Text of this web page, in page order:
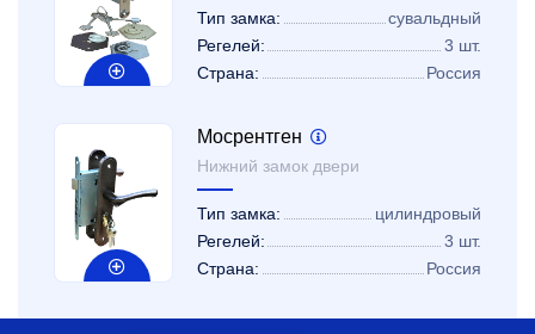
Тип замка:
сувальдный
Регелей:
3 шт.
Страна:
Россия
Мосрентген
Нижний замок двери
Тип замка:
цилиндровый
Регелей:
3 шт.
Страна:
Россия